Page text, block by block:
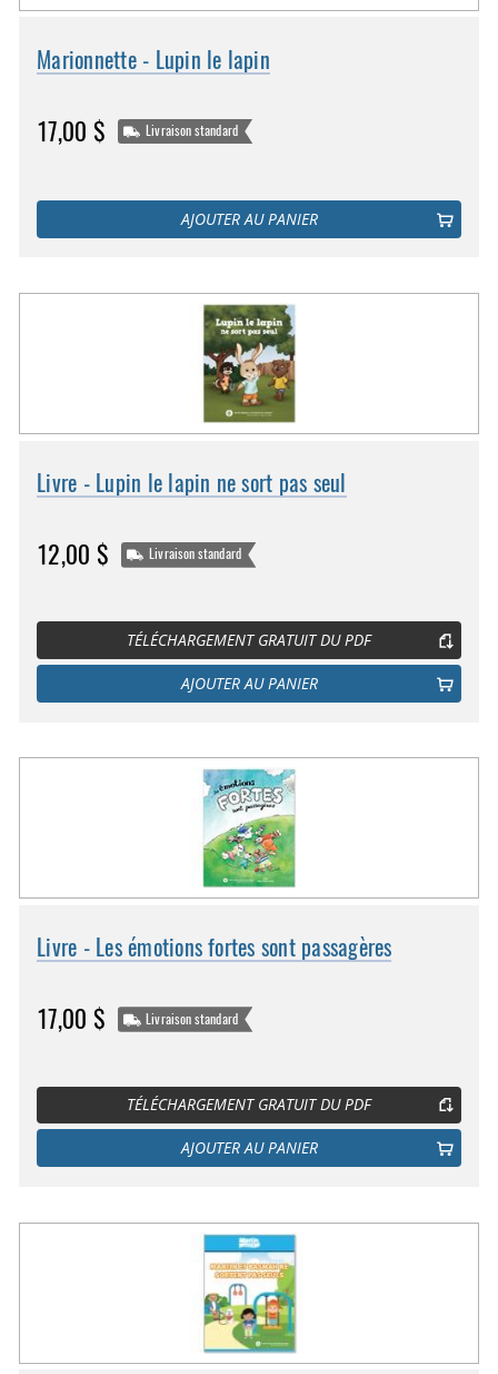
Marionnette - Lupin le lapin
17,00 $ Livraison standard
AJOUTER AU PANIER
Livre - Lupin le lapin ne sort pas seul
12,00 $ Livraison standard
TÉLÉCHARGEMENT GRATUIT DU PDF
AJOUTER AU PANIER
Livre - Les émotions fortes sont passagères
17,00 $ Livraison standard
TÉLÉCHARGEMENT GRATUIT DU PDF
AJOUTER AU PANIER